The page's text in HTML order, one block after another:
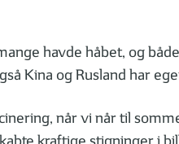
havde håbet, og
Kina og Rusland har
når vi når til